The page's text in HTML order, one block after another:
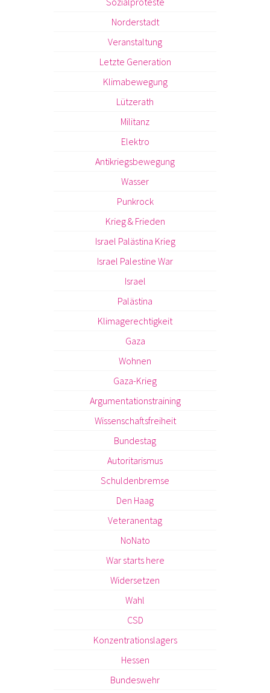
Norderstadt
Veranstaltung
Letzte Generation
Klimabewegung
Lützerath
Militanz
Elektro
Antikriegsbewegung
Wasser
Punkrock
Krieg & Frieden
Israel Palästina Krieg
Israel Palestine War
Israel
Palästina
Klimagerechtigkeit
Gaza
Wohnen
Gaza-Krieg
Argumentationstraining
Wissenschaftsfreiheit
Bundestag
Autoritarismus
Schuldenbremse
Den Haag
Veteranentag
NoNato
War starts here
Widersetzen
Wahl
CSD
Konzentrationslagers
Hessen
Bundeswehr